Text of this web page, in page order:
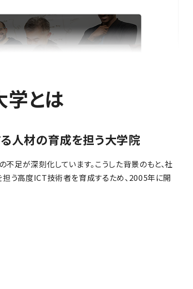
とは
人材の育成を担う大学院
足が深刻化しています。こうした背景のもと、社
う高度ICT技術者を育成するため、2005年に開